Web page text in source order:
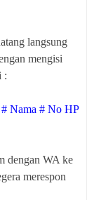
langsung
mengisi
:
Nama # No HP
dengan WA ke
merespon